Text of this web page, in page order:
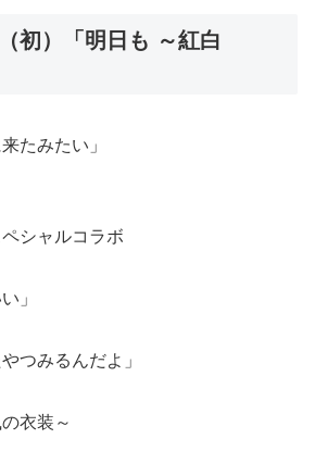
初）「明日も ～紅白
たみたい」
シャルコラボ
」
つみるんだよ」
衣装～